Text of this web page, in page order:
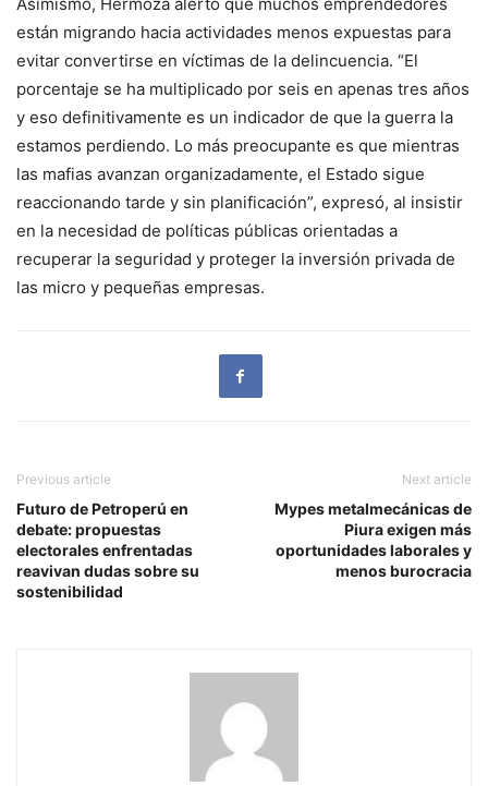
están migrando hacia actividades menos expuestas para
evitar convertirse en víctimas de la delincuencia. “El
porcentaje se ha multiplicado por seis en apenas tres años
y eso definitivamente es un indicador de que la guerra la
estamos perdiendo. Lo más preocupante es que mientras
las mafias avanzan organizadamente, el Estado sigue
reaccionando tarde y sin planificación”, expresó, al insistir
en la necesidad de políticas públicas orientadas a
recuperar la seguridad y proteger la inversión privada de
las micro y pequeñas empresas.
Previous article
Futuro de Petroperú en
debate: propuestas
electorales enfrentadas
reavivan dudas sobre su
sostenibilidad
Next article
Mypes metalmecánicas de
Piura exigen más
oportunidades laborales y
menos burocracia